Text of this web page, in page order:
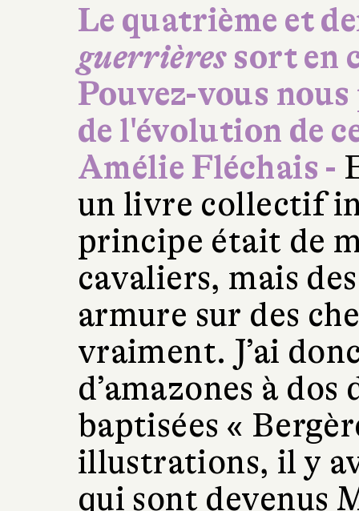
Le quatrième et
guerrièressort en
Pouvez-vous
de l'évolution de
Amélie Fléchais -
un livre collectif
principe était de
cavaliers, mais
armure sur des
vraiment. J’ai
d’amazones à dos
baptisées «
illustrations, il y
qui sont devenus